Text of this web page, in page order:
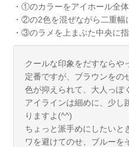
・①のカラーをアイホール全
・②の2色を混ぜながら二重幅
・③のラメを上まぶた中央に
クールな印象をだすなら
定番ですが、ブラウンをの
色が抑えられて、大人っぽ
アイラインは細めに、少し
りますよ(^^)
ちょっと派手めにしたいと
ワを避けてのせ、ブルーを